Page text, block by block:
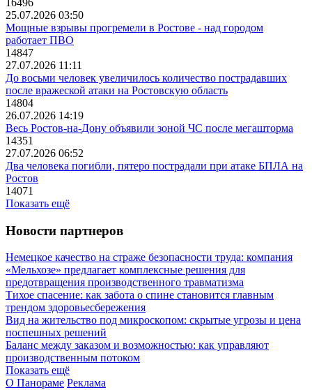
16496
25.07.2026 03:50
Мощные взрывы прогремели в Ростове - над городом
работает ПВО
14847
27.07.2026 11:11
До восьми человек увеличилось количество пострадавших
после вражеской атаки на Ростовскую область
14804
26.07.2026 14:19
Весь Ростов-на-Дону объявили зоной ЧС после мегашторма
14351
27.07.2026 06:52
Два человека погибли, пятеро пострадали при атаке БПЛА на
Ростов
14071
Показать ещё
Новости партнеров
Немецкое качество на страже безопасности труда: компания
«Мельхозе» предлагает комплексные решения для
предотвращения производственного травматизма
Тихое спасение: как забота о спине становится главным
трендом здоровьесбережения
Вид на жительство под микроскопом: скрытые угрозы и цена
поспешных решений
Баланс между заказом и возможностью: как управляют
производственным потоком
Показать ещё
О Панораме Реклама